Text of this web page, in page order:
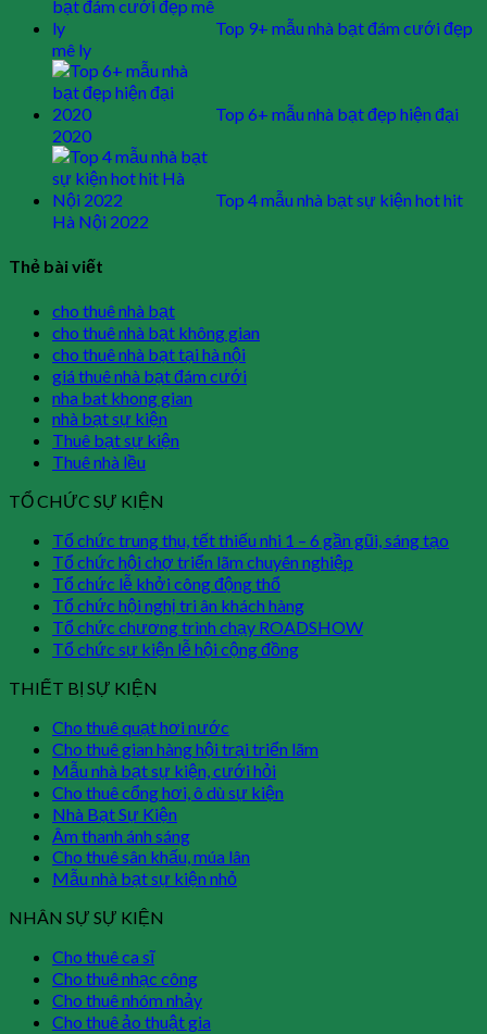
Top 9+ mẫu nhà bạt đám cưới đẹp
mê ly
Top 6+ mẫu nhà bạt đẹp hiện đại
2020
Top 4 mẫu nhà bạt sự kiện hot hit
Hà Nội 2022
Thẻ bài viết
cho thuê nhà bạt
cho thuê nhà bạt không gian
cho thuê nhà bạt tại hà nội
giá thuê nhà bạt đám cưới
nha bat khong gian
nhà bạt sự kiện
Thuê bạt sự kiện
Thuê nhà lều
TỔ CHỨC SỰ KIỆN
Tổ chức trung thu, tết thiếu nhi 1 – 6 gần gũi, sáng tạo
Tổ chức hội chợ triển lãm chuyên nghiệp
Tổ chức lễ khởi công động thổ
Tổ chức hội nghị tri ân khách hàng
Tổ chức chương trình chạy ROADSHOW
Tổ chức sự kiện lễ hội cộng đồng
THIẾT BỊ SỰ KIỆN
Cho thuê quạt hơi nước
Cho thuê gian hàng hội trại triển lãm
Mẫu nhà bạt sự kiện, cưới hỏi
Cho thuê cổng hơi, ô dù sự kiện
Nhà Bạt Sự Kiện
Âm thanh ánh sáng
Cho thuê sân khấu, múa lân
Mẫu nhà bạt sự kiện nhỏ
NHÂN SỰ SỰ KIỆN
Cho thuê ca sĩ
Cho thuê nhạc công
Cho thuê nhóm nhảy
Cho thuê ảo thuật gia